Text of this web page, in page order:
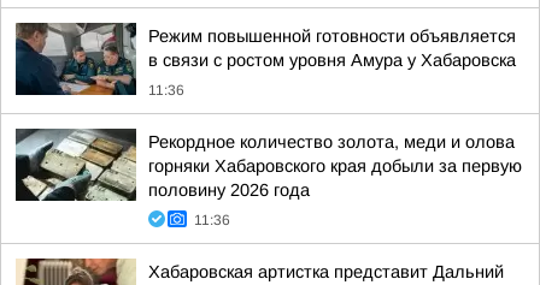
Режим повышенной готовности объявляется
в связи с ростом уровня Амура у Хабаровска
11:36
Рекордное количество золота, меди и олова
горняки Хабаровского края добыли за первую
половину 2026 года
11:36
Хабаровская артистка представит Дальний